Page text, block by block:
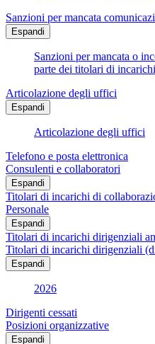
Sanzioni per mancata
Espandi
Sanzioni per mancata o
parte dei titolari di
Articolazione degli uffici
Espandi
Articolazione degli uffici
Telefono e posta elettronica
Consulenti e collaboratori
Espandi
Titolari di incarichi di
Personale
Espandi
Titolari di incarichi dirigenziali
Titolari di incarichi dirigenziali
Espandi
2026
Dirigenti cessati
Posizioni organizzative
Espandi